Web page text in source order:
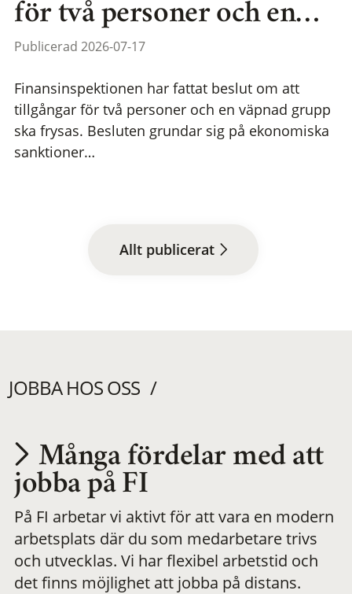
för två personer och en…
Publicerad 2026-07-17
Finansinspektionen har fattat beslut om att
tillgångar för två personer och en väpnad grupp
ska frysas. Besluten grundar sig på ekonomiska
sanktioner…
Allt publicerat
JOBBA HOS OSS
Utvecklas på en
meningsfull och
flexibel
Många fördelar med att
jobba på FI
På FI arbetar vi aktivt för att vara en modern
arbetsplats där du som medarbetare trivs
och utvecklas. Vi har flexibel arbetstid och
det finns möjlighet att jobba på distans.